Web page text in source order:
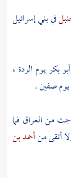
فيبني إسرائيل
بكريوم الردة ،
يومصفين.
منالعراق فما
أتقى منأحمد بن